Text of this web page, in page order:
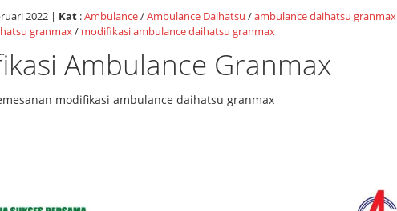
2022 | Kat :Ambulance/Ambulance Daihatsu /ambulance daihatsu granmax
granmax/ modifikasi ambulance daihatsu granmax
Ambulance Granmax
modifikasi ambulance daihatsu granmax